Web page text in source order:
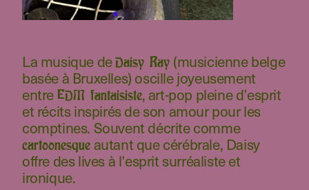
La musique deDaisy Ray (musicienne belge
basée à Bruxelles) oscille joyeusement
entre EDM fantaisiste, art-pop pleine d’esprit
et récits inspirés de son amour pour les
comptines. Souvent décrite comme
cartoonesque autant que cérébrale, Daisy
offre des lives à l’esprit surréaliste et
ironique.